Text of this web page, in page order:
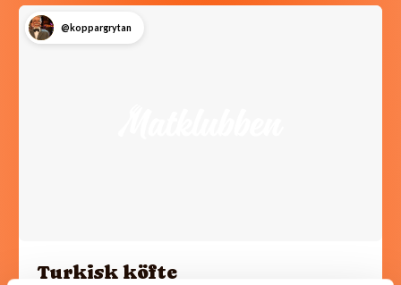
@koppargrytan
Turkisk köfte